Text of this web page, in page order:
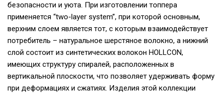
безопасности и уюта. При изготовлении топпера
применяется “two-layer system”, при которой основным,
верхним слоем является тот, с которым взаимодействует
потребитель – натуральное шерстяное волокно, а нижний
слой состоит из синтетических волокон HOLLCON,
имеющих структуру спиралей, расположенных в
вертикальной плоскости, что позволяет удерживать форму
при деформациях и сжатиях. Изделия этой коллекции